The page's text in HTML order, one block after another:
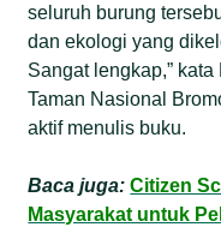
seluruh burung
dan ekologi yang
Sangat lengkap,”
Taman Nasional
aktif menulis buku.
Baca juga: Citizen
Masyarakat untuk